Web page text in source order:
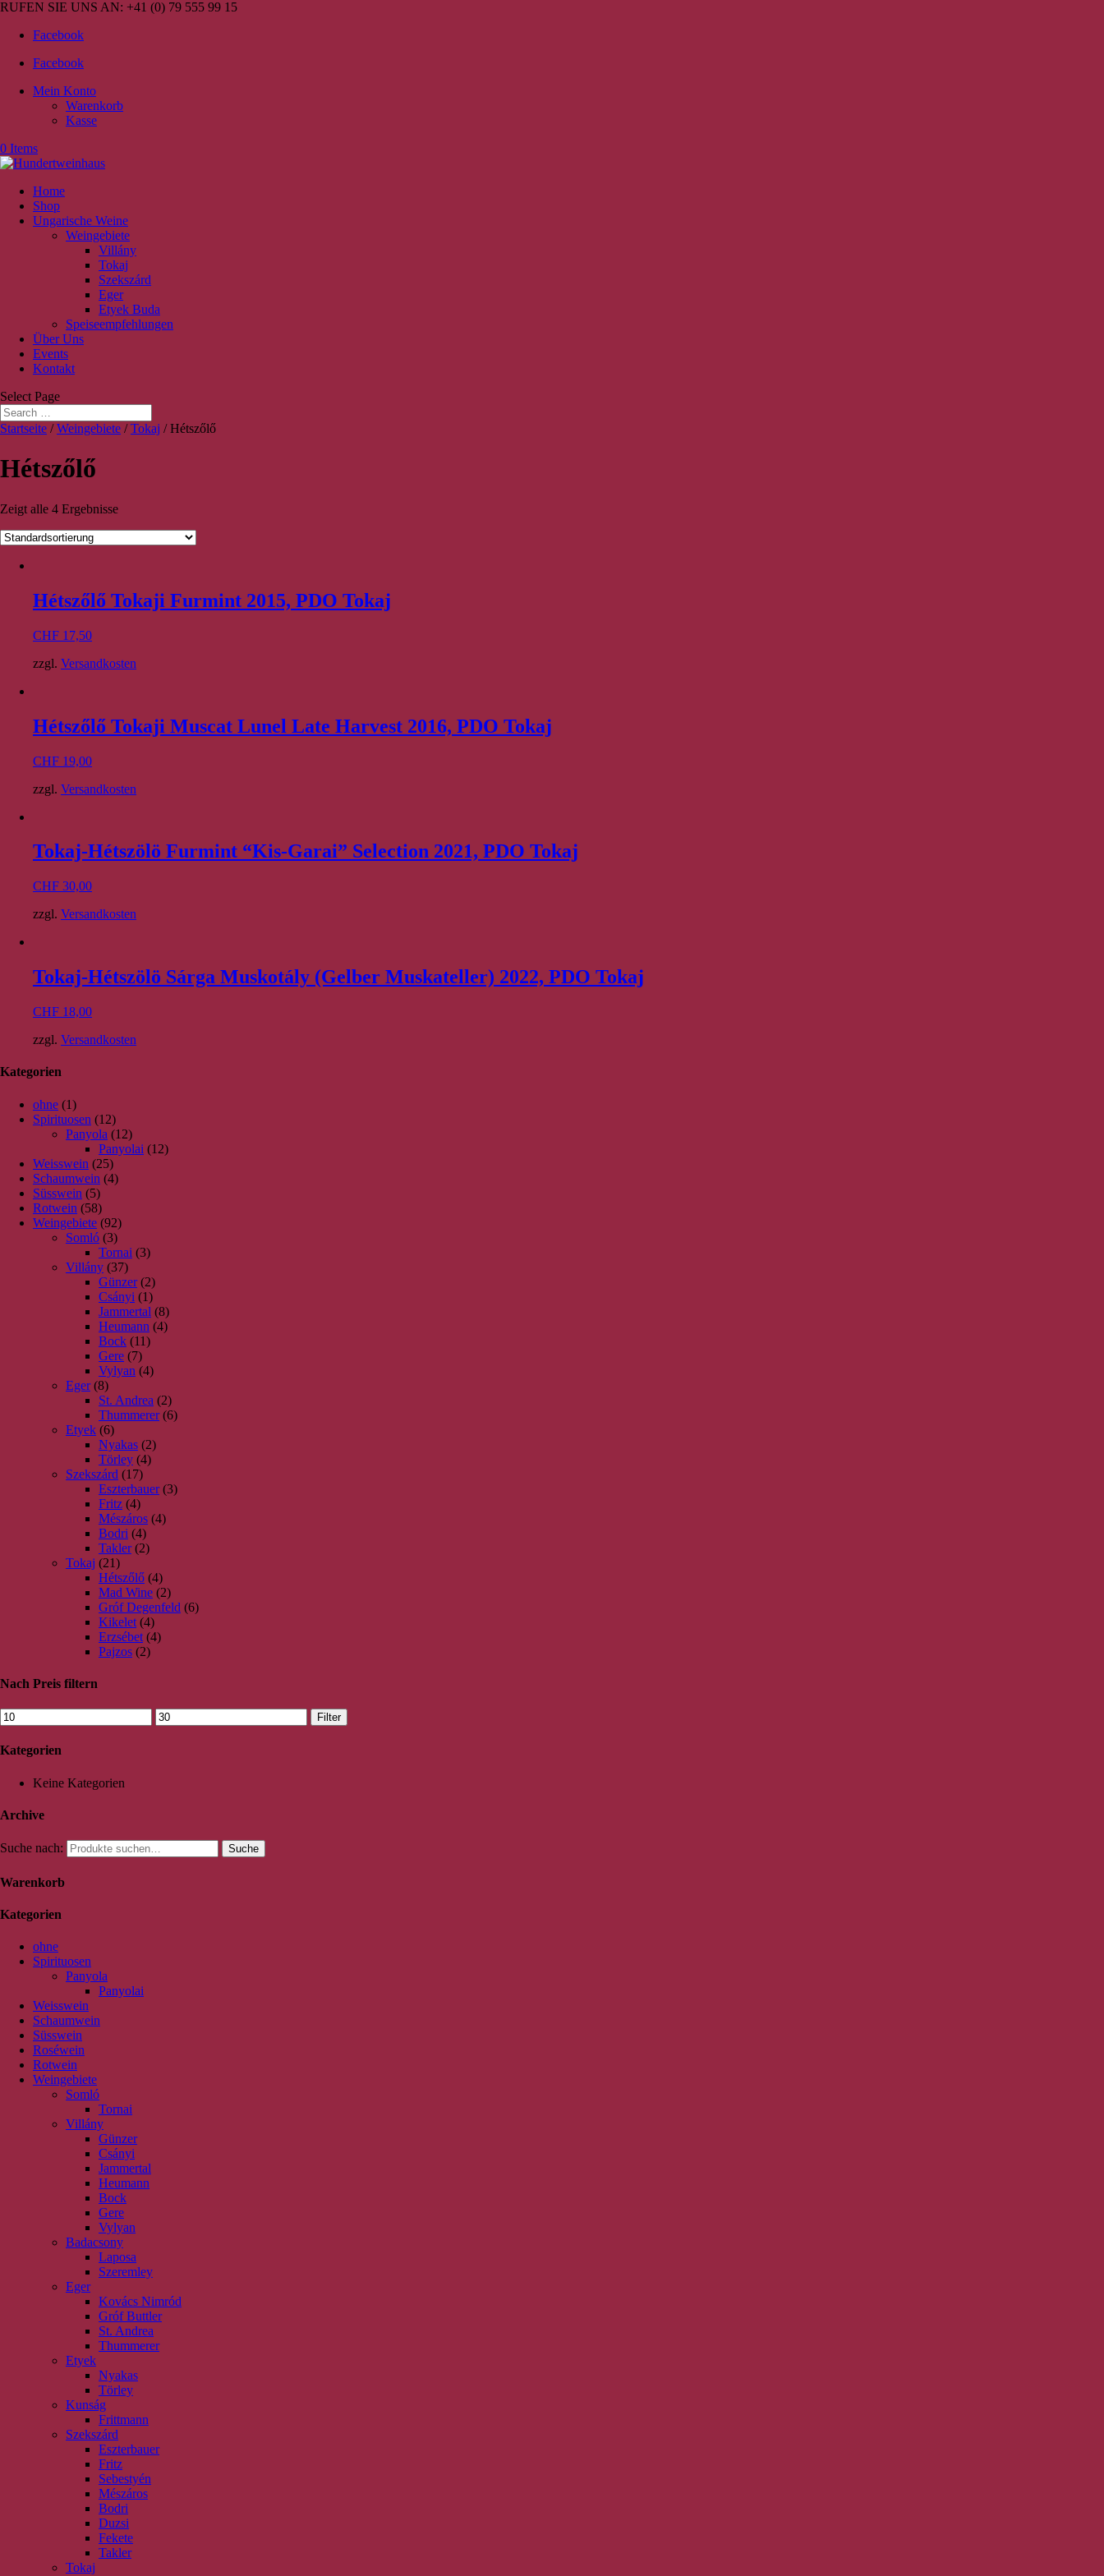
RUFEN SIE UNS AN: +41 (0) 79 555 99 15
Facebook
Facebook
Mein Konto
Warenkorb
Kasse
0 Items
Home
Shop
Ungarische Weine
Weingebiete
Villány
Tokaj
Szekszárd
Eger
Etyek Buda
Speiseempfehlungen
Über Uns
Events
Kontakt
Select Page
Startseite /Weingebiete /Tokaj / Hétszőlő
Hétszőlő
Zeigt alle 4 Ergebnisse
Hétszőlő Tokaji Furmint 2015, PDO Tokaj
CHF 17,50
zzgl. Versandkosten
Hétszőlő Tokaji Muscat Lunel Late Harvest 2016, PDO Tokaj
CHF 19,00
zzgl. Versandkosten
Tokaj-Hétszölö Furmint “Kis-Garai” Selection 2021, PDO Tokaj
CHF 30,00
zzgl. Versandkosten
Tokaj-Hétszölö Sárga Muskotály (Gelber Muskateller) 2022, PDO Tokaj
CHF 18,00
zzgl. Versandkosten
Kategorien
ohne (1)
Spirituosen (12)
Panyola (12)
Panyolai (12)
Weisswein (25)
Schaumwein (4)
Süsswein (5)
Rotwein (58)
Weingebiete (92)
Somló (3)
Tornai (3)
Villány (37)
Günzer (2)
Csányi (1)
Jammertal (8)
Heumann (4)
Bock (11)
Gere (7)
Vylyan (4)
Eger (8)
St. Andrea (2)
Thummerer (6)
Etyek (6)
Nyakas (2)
Törley (4)
Szekszárd (17)
Eszterbauer (3)
Fritz (4)
Mészáros (4)
Bodri (4)
Takler (2)
Tokaj (21)
Hétszőlő (4)
Mad Wine (2)
Gróf Degenfeld (6)
Kikelet (4)
Erzsébet (4)
Pajzos (2)
Nach Preis filtern
Filter
Kategorien
Keine Kategorien
Archive
Suche nach: Suche
Warenkorb
Kategorien
ohne
Spirituosen
Panyola
Panyolai
Weisswein
Schaumwein
Süsswein
Roséwein
Rotwein
Weingebiete
Somló
Tornai
Villány
Günzer
Csányi
Jammertal
Heumann
Bock
Gere
Vylyan
Badacsony
Laposa
Szeremley
Eger
Kovács Nimród
Gróf Buttler
St. Andrea
Thummerer
Etyek
Nyakas
Törley
Kunság
Frittmann
Szekszárd
Eszterbauer
Fritz
Sebestyén
Mészáros
Bodri
Duzsi
Fekete
Takler
Tokaj